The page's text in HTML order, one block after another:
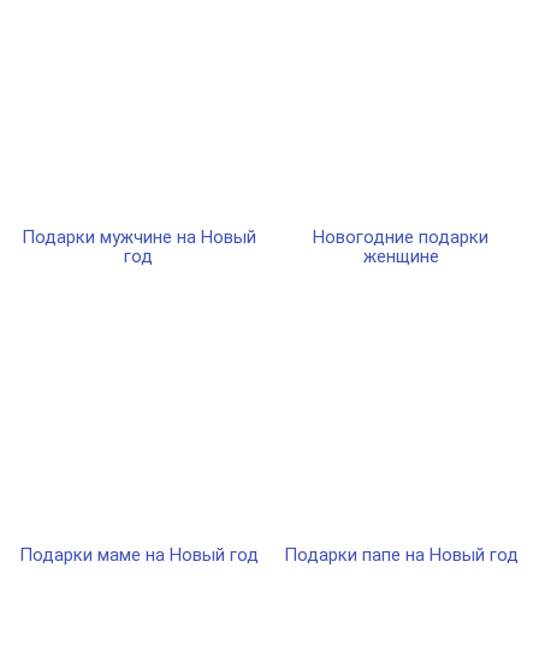
Подарки мужчине на Новый
год
Новогодние подарки
женщине
Подарки маме на Новый год Подарки папе на Новый год